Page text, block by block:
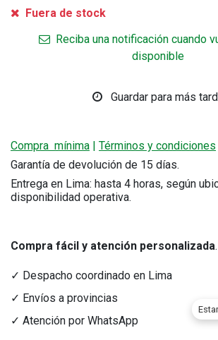
Fuera de stock
Reciba una notificación cuando
disponible
Guardar para más
Compra mínima | Términos y condiciones
Garantía de devolución de 15 días.
Entrega en Lima: hasta 4 horas, según
disponibilidad operativa.
Compra fácil y atención personalizada.
✓ Despacho coordinado en Lima
✓ Envíos a provincias
✓ Atención por WhatsApp